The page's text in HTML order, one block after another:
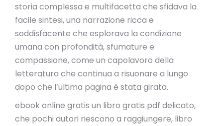
storia complessa e multifacetta che sfidava la
facile sintesi, una narrazione ricca e
soddisfacente che esplorava la condizione
umana con profondità, sfumature e
compassione, come un capolavoro della
letteratura che continua a risuonare a lungo
dopo che l’ultima pagina è stata girata.
ebook online gratis un libro gratis pdf delicato,
che pochi autori riescono a raggiungere, libro